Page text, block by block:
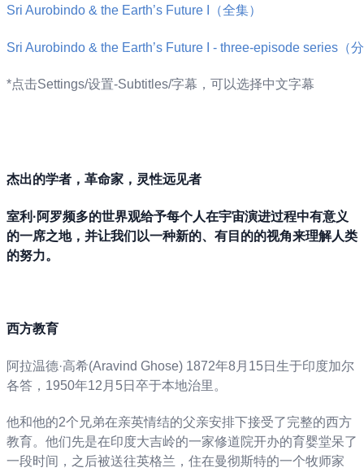
Sri Aurobindo & the Earth’s Future I（全集）
Sri Aurobindo & the Earth’s Future I - three-episode series（
*点击Settings/设置-Subtitles/字幕，可以选择中文字幕
杰出的学者，革命家，灵性远见者
室利·阿罗频多的世界观给予每个人在宇宙演进过程中有意义
的一席之地，并让我们以一种新的、有目的的视角来理解人类
的努力。
西方教育
阿拉温德·高希(Aravind Ghose) 1872年8月15日生于印度加尔
各答，1950年12月5日卒于本地治里。
他和他的2个兄弟在亲英情结的父亲安排下接受了完整的西方
教育。他们先是在印度大吉岭的一家修道院开办的育婴堂呆了
一段时间，之后被送往英格兰，住在曼彻斯特的一个牧师家